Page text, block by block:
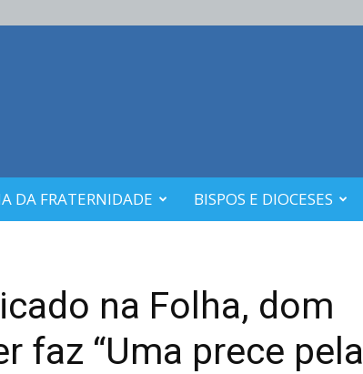
DA FRATERNIDADE BISPOS E DIOCESES
na Folha, dom
faz “Uma prece pela